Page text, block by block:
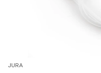
JURA